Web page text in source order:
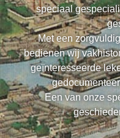
speciaal
Met een
bedienen wij
geïnteresseerde
Een van onze